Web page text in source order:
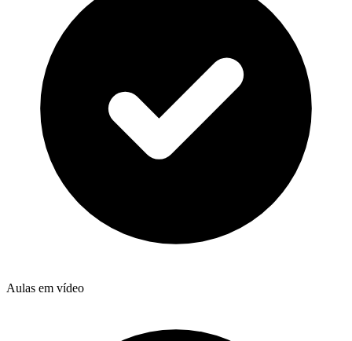
Aulas em vídeo